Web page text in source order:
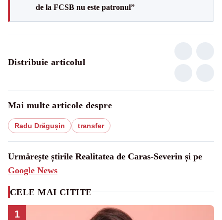
de la FCSB nu este patronul”
Distribuie articolul
Mai multe articole despre
Radu Drăgușin transfer
Urmărește știrile Realitatea de Caras-Severin și pe
Google News
CELE MAI CITITE
1